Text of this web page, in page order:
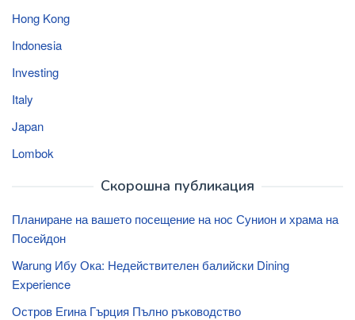
Hong Kong
Indonesia
Investing
Italy
Japan
Lombok
Скорошна публикация
Планиране на вашето посещение на нос Сунион и храма на
Посейдон
Warung Ибу Ока: Недействителен балийски Dining
Experience
Остров Егина Гърция Пълно ръководство